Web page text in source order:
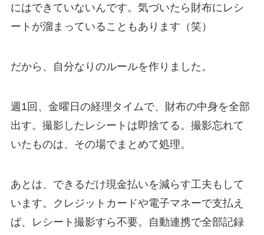
にはできていないんです。気づいたら財布にレシ
ートが溜まっていることもあります（笑）
だから、自分なりのルールを作りました。
週1回、金曜日の経理タイムで、財布の中身を全部
出す。撮影したレシートは即捨てる。撮影忘れて
いたものは、その場でまとめて処理。
あとは、できるだけ現金払いを減らす工夫もして
います。クレジットカードや電子マネーで支払え
ば、レシート撮影すら不要。自動連携で全部記録